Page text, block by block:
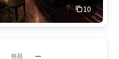
10
格局 —